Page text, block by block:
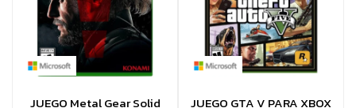
JUEGO Metal Gear Solid
JUEGO GTA V PARA XBOX